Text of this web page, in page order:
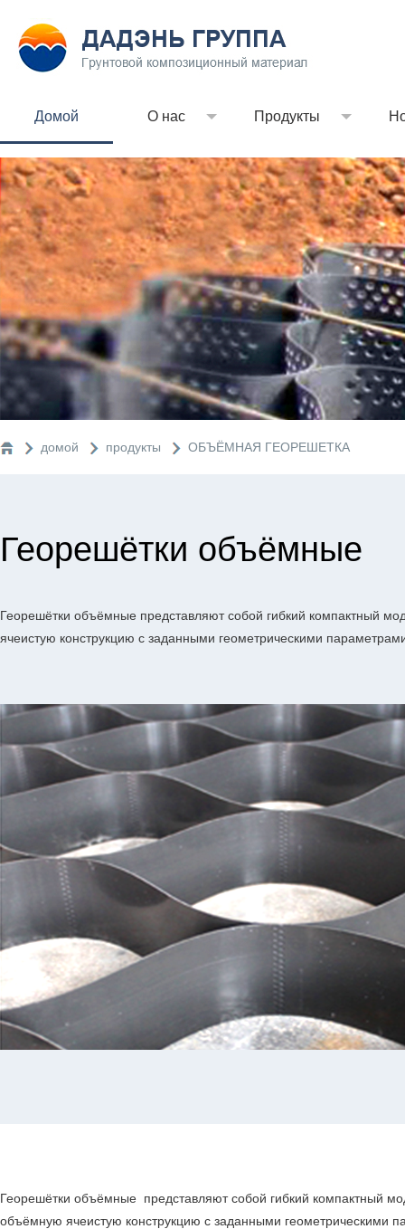
Домой О нас Продукты
домой продукты ОБЪЁМНАЯ ГЕОРЕШЕТКА
Георешётки объёмные
Георешётки объёмные представляют собой гибкий компактный
ячеистую конструкцию с заданными геометрическими
Георешётки объёмные представляют собой гибкий компактный
объёмную ячеистую конструкцию с заданными геометрическими